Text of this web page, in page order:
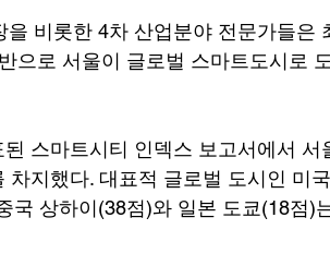
을 비롯한 4차 산업분야 전문가들은
으로 서울이 글로벌 스마트도시로
스마트시티 인덱스 보고서에서
차지했다. 대표적 글로벌 도시인 미
국 상하이(38점)와 일본 도쿄(18점)